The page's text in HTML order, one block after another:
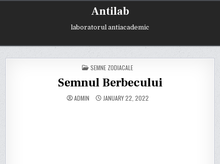
Antilab
laboratorul antiacademic
POSTED
IN
SEMNE ZODIACALE
Semnul Berbecului
ADMIN JANUARY 22, 2022